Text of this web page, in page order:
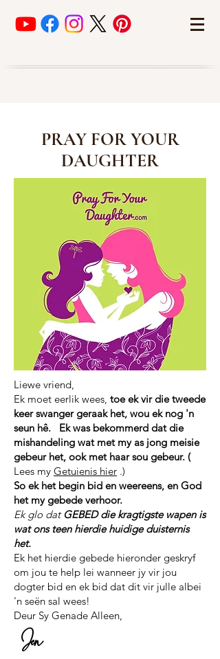
PRAY FOR YOUR
DAUGHTER
Liewe vriend,
Ek moet eerlik wees, toe ek vir die tweede
keer swanger geraak het, wou ek nog 'n
seun hê.
Ek was bekommerd dat die
mishandeling wat met my as jong meisie
gebeur het, ook met haar sou gebeur. (
Lees my Getuienis hier .)
So ek het begin bid en weereens, en God
het my gebede verhoor.
Ek glo dat GEBED die kragtigste wapen is
wat ons teen hierdie huidige duisternis
het.
Ek het hierdie gebede hieronder geskryf
om jou te help lei wanneer jy vir jou
dogter bid en ek bid dat dit vir julle albei
'n seën sal wees!
Deur Sy Genade Alleen,
Jen